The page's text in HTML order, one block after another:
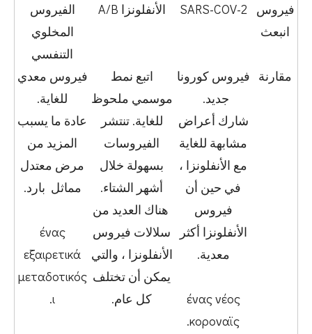
فيروس
انبعث
SARS-COV-2 الأنفلونزا A/B
الفيروس
المخلوي
التنفسي
مقارنة فيروس كورونا
جديد.
شارك أعراض
مشابهة للغاية
مع الأنفلونزا ،
في حين أن
فيروس
الأنفلونزا أكثر
معدية.
ένας νέος
κοροναϊς.
اتبع نمط
موسمي ملحوظ
للغاية. تنتشر
الفيروسات
بسهولة خلال
أشهر الشتاء.
هناك العديد من
سلالات فيروس
الأنفلونزا ، والتي
يمكن أن تختلف
كل عام.
فيروس معدي
للغاية.
عادة ما يسبب
المزيد من
مرض معتدل
مماثل بارد.
ένας
εξαιρετικά
μεταδοτικός
ι.